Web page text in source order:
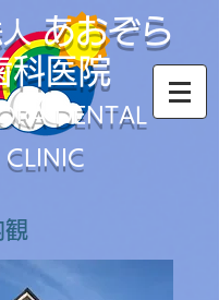
あおぞら
科医院
DENTAL
CLINIC
観